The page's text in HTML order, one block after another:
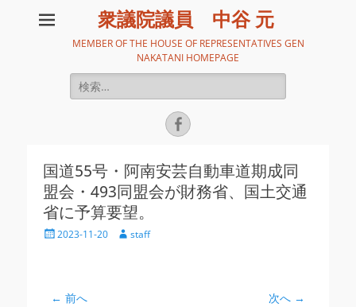
衆議院議員 中谷 元
MEMBER OF THE HOUSE OF REPRESENTATIVES GEN
NAKATANI HOMEPAGE
検
索:
Facebook
国道55号・阿南安芸自動車道期成同
盟会・493同盟会が財務省、国土交通
省に予算要望。
投 2023-11-20
投 staff
投
← 前へ
次へ →